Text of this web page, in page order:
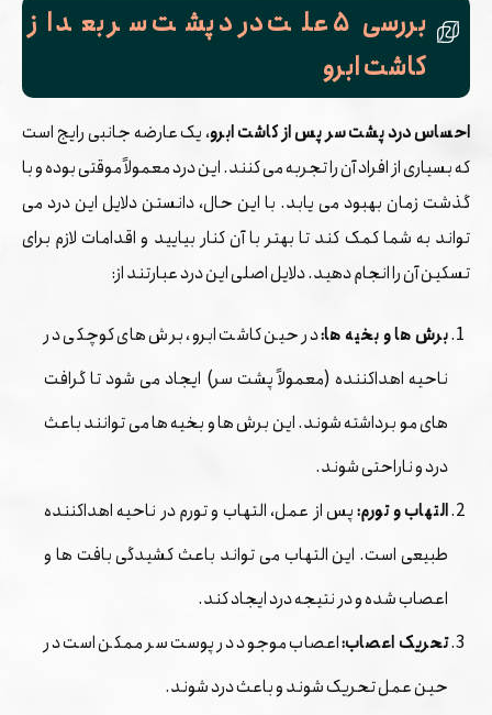
بررسی ۵ علت درد پشت سر بعد از
کاشت ابرو
احساسدرد پشت سر پس از کاشت ابرو، یک عارضه جانبی رایج است
که بسیاری از افراد آن را تجربه می ‌کنند. این درد معمولاً موقتی بوده و با
گذشت زمان بهبود می ‌یابد. با این حال، دانستن دلایل این درد می‌
تواند به شما کمک کند تا بهتر با آن کنار بیایید و اقدامات لازم برای
تسکین آن را انجام دهید. دلایل اصلی این درد عبارتند از:
برش‌ ها و بخیه ‌ها:در حین کاشت ابرو، برش ‌های کوچکی در
ناحیه اهداکننده (معمولاً پشت سر) ایجاد می ‌شود تا گرافت
‌های مو برداشته شوند. این برش ‌ها و بخیه ‌ها می ‌توانند باعث
درد و ناراحتی شوند.
التهاب و تورم:پس از عمل، التهاب و تورم در ناحیه اهداکننده
طبیعی است. این التهاب می ‌تواند باعث کشیدگی بافت ‌ها و
اعصاب شده و در نتیجه درد ایجاد کند.
تحریک اعصاب:اعصاب موجود در پوست سر ممکن است در
حین عمل تحریک شوند و باعث درد شوند.